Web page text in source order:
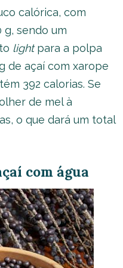
calórica, com
g, sendo um
lightpara a polpa
de açaí com xarope
392 calorias. Se
de mel à
o que dará um total
com água